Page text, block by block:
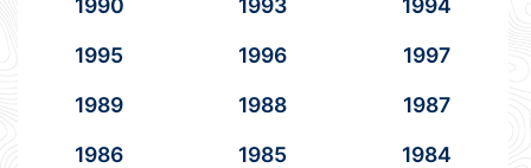
1990
1993
1994
1995
1996
1997
1989
1988
1987
1986
1985
1984